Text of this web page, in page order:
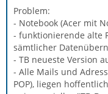
Problem:
- Notebook (Acer mit
- funktionierende alte
sämtlicher
- TB neueste Version
- Alle Mails und
POP), liegen